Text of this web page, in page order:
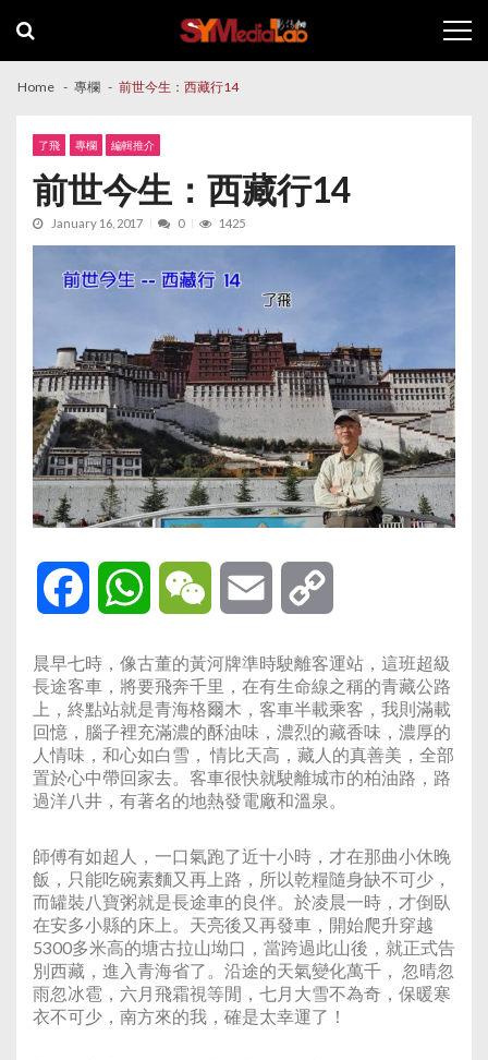
navigation
content
Home 專欄 前世今生：西藏行14
了飛 專欄 編輯推介
前世今生：西藏行14
January 16, 2017 0 1425
Facebook WhatsAppWeChat Email
晨早七時，像古董的黃河牌準時駛離客運站，這班超級
長途客車，將要飛奔千里，在有生命線之稱的青藏公路
上，終點站就是青海格爾木，客車半載乘客，我則滿載
回憶，腦子裡充滿濃的酥油味，濃烈的藏香味，濃厚的
人情味，和心如白雪， 情比天高，藏人的真善美，全部
置於心中帶回家去。客車很快就駛離城市的柏油路，路
過洋八井，有著名的地熱發電廠和溫泉。
師傅有如超人，一口氣跑了近十小時，才在那曲小休晚
飯，只能吃碗素麵又再上路，所以乾糧隨身缺不可少，
而罐裝八寶粥就是長途車的良伴。於凌晨一時，才倒臥
在安多小縣的床上。天亮後又再發車，開始爬升穿越
5300多米高的塘古拉山坳口，當跨過此山後，就正式告
別西藏，進入青海省了。沿途的天氣變化萬千， 忽晴忽
雨忽冰雹，六月飛霜視等閒，七月大雪不為奇，保暖寒
衣不可少，南方來的我，確是太幸運了！